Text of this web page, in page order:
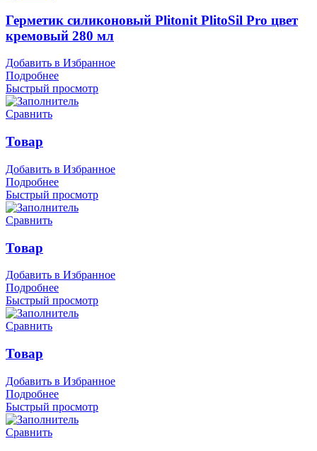
Герметик силиконовый Plitonit PlitoSil Pro цвет
кремовый 280 мл
Добавить в Избранное
Подробнее
Быстрый просмотр
Сравнить
Товар
Добавить в Избранное
Подробнее
Быстрый просмотр
Сравнить
Товар
Добавить в Избранное
Подробнее
Быстрый просмотр
Сравнить
Товар
Добавить в Избранное
Подробнее
Быстрый просмотр
Сравнить